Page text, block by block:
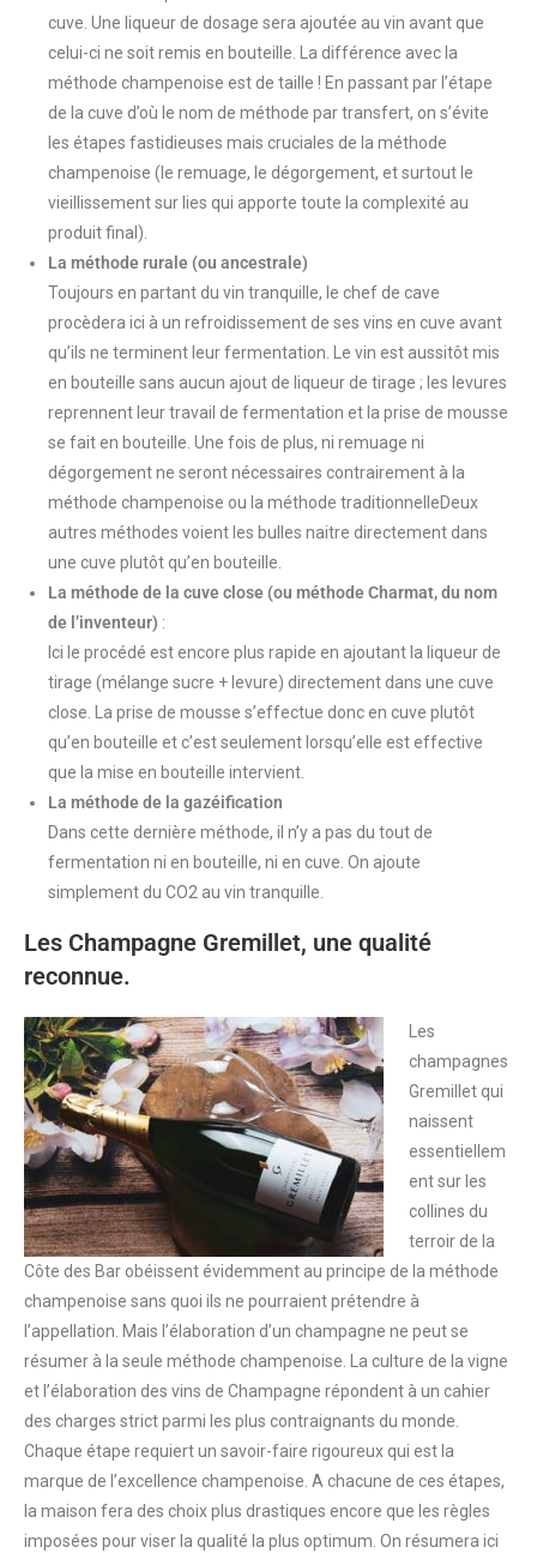
cuve. Une liqueur de dosage sera ajoutée au vin avant que
celui-ci ne soit remis en bouteille. La différence avec la
méthode champenoise est de taille ! En passant par l’étape
de la cuve d’où le nom de méthode par transfert, on s’évite
les étapes fastidieuses mais cruciales de la méthode
champenoise (le remuage, le dégorgement, et surtout le
vieillissement sur lies qui apporte toute la complexité au
produit final).
La méthode rurale (ou ancestrale)
Toujours en partant du vin tranquille, le chef de cave
procèdera ici à un refroidissement de ses vins en cuve avant
qu’ils ne terminent leur fermentation. Le vin est aussitôt mis
en bouteille sans aucun ajout de liqueur de tirage ; les levures
reprennent leur travail de fermentation et la prise de mousse
se fait en bouteille. Une fois de plus, ni remuage ni
dégorgement ne seront nécessaires contrairement à la
méthode champenoise ou la méthode traditionnelleDeux
autres méthodes voient les bulles naitre directement dans
une cuve plutôt qu’en bouteille.
La méthode de la cuve close (ou méthode Charmat, du nom
de l’inventeur) :
Ici le procédé est encore plus rapide en ajoutant la liqueur de
tirage (mélange sucre + levure) directement dans une cuve
close. La prise de mousse s’effectue donc en cuve plutôt
qu’en bouteille et c’est seulement lorsqu’elle est effective
que la mise en bouteille intervient.
La méthode de la gazéification
Dans cette dernière méthode, il n’y a pas du tout de
fermentation ni en bouteille, ni en cuve. On ajoute
simplement du CO2 au vin tranquille.
Les Champagne Gremillet, une qualité
reconnue.
Les
champagnes
Gremillet qui
naissent
essentiellem
ent sur les
collines du
terroir de la
Côte des Bar obéissent évidemment au principe de la méthode
champenoise sans quoi ils ne pourraient prétendre à
l’appellation. Mais l’élaboration d’un champagne ne peut se
résumer à la seule méthode champenoise. La culture de la vigne
et l’élaboration des vins de Champagne répondent à un cahier
des charges strict parmi les plus contraignants du monde.
Chaque étape requiert un savoir-faire rigoureux qui est la
marque de l’excellence champenoise. A chacune de ces étapes,
la maison fera des choix plus drastiques encore que les règles
imposées pour viser la qualité la plus optimum. On résumera ici